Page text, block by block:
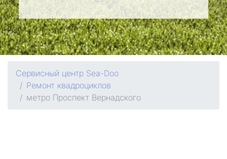
Сервисный центр Sea-Doo
Ремонт квадроциклов
метро Проспект Вернадского